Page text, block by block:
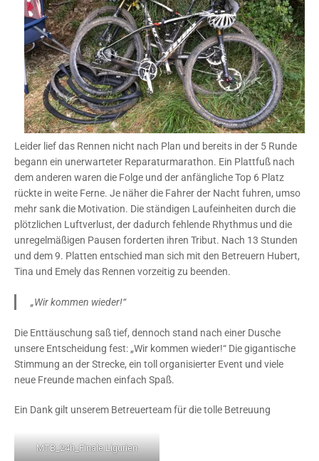
Leider lief das Rennen nicht nach Plan und bereits in der 5 Runde
begann ein unerwarteter Reparaturmarathon. Ein Plattfuß nach
dem anderen waren die Folge und der anfängliche Top 6 Platz
rückte in weite Ferne. Je näher die Fahrer der Nacht fuhren, umso
mehr sank die Motivation. Die ständigen Laufeinheiten durch die
plötzlichen Luftverlust, der dadurch fehlende Rhythmus und die
unregelmäßigen Pausen forderten ihren Tribut. Nach 13 Stunden
und dem 9. Platten entschied man sich mit den Betreuern Hubert,
Tina und Emely das Rennen vorzeitig zu beenden.
„Wir kommen wieder!“
Die Enttäuschung saß tief, dennoch stand nach einer Dusche
unsere Entscheidung fest: „Wir kommen wieder!“ Die gigantische
Stimmung an der Strecke, ein toll organisierter Event und viele
neue Freunde machen einfach Spaß.
Ein Dank gilt unserem Betreuerteam für die tolle Betreuung
MTB_24h_Finale Ligurien